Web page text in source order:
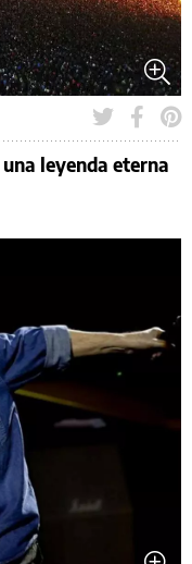
leyenda eterna